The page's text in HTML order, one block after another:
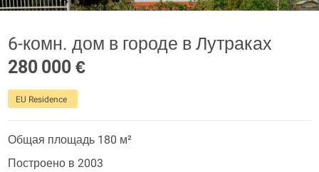
6-комн. дом в городе в Лутраках
280 000 €
EU Residence
Общая площадь 180 м²
Построено в 2003